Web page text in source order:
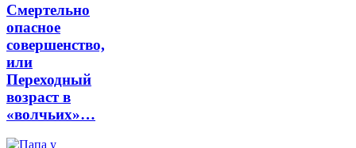
Смертельно
опасное
совершенство,
или
Переходный
возраст в
«волчьих»…